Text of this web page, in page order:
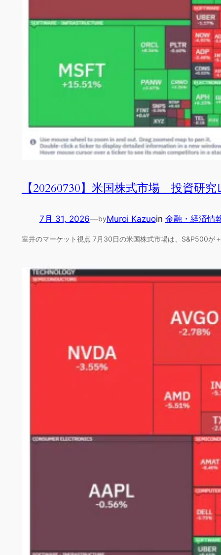
【20260730】米国株式市場 投資研
7月 31, 2026—byMuroi Kazuoin 金融・経済情
室井のマーケット視点 7月30日の米国株式市場は、S&P500が